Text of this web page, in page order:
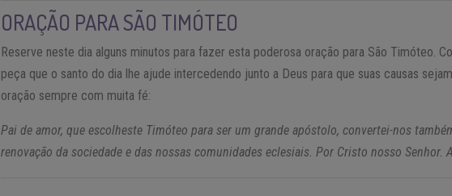
ORAÇÃO PARA SÃO TIMÓTEO
Reserve neste dia alguns minutos para fazer esta poderosa oração para São Timóteo.
peça que o santo do dia lhe ajude intercedendo junto a Deus para que suas causas
oração sempre com muita fé:
Pai de amor, que escolheste Timóteo para ser um grande apóstolo, convertei-nos
renovação da sociedade e das nossas comunidades eclesiais. Por Cristo nosso Senhor.